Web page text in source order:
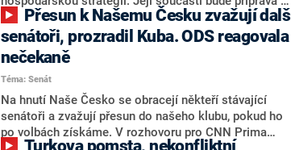
stárnutí populace, řekl ve středu na setkání s novináři
nový předseda lidovců Jan Grolich. Ten zároveň v
senátních volbách kandiduje ve Vyškově. Popsal i
aktivitu opozice, o níž vládní strany nebo političtí
komentátoři mluví jako o slabé a v defenzivě. „Je to
úmorná práce upozorňovat na chyby vlády. Ministři s
námi navíc nechodí do debat. Chceme ale ukazovat
svoje témata,“ odpověděl Grolich na dotaz CNN Prima
NEWS.
senátoři, prozradil Kuba. ODS reagovala
nečekaně
Téma: Senát
Na hnutí Naše Česko se obracejí někteří stávající
senátoři a zvažují přesun do našeho klubu, pokud ho
po volbách získáme. V rozhovoru pro CNN Prima